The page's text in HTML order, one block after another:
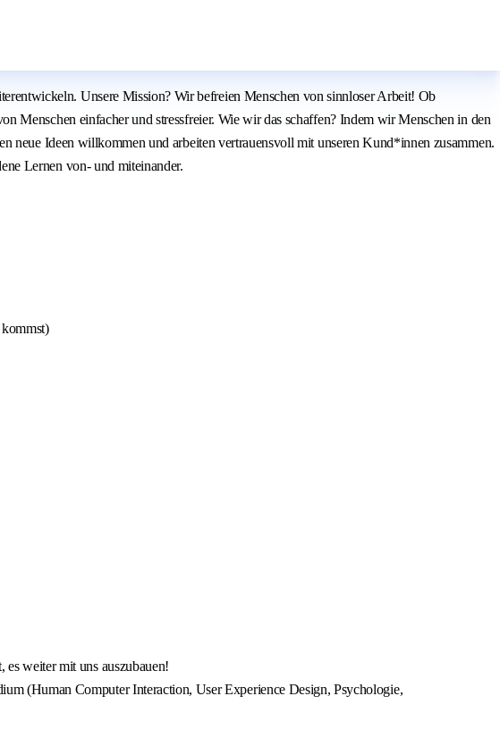
Unsere Mission? Wir befreien Menschen von sinnloser Arbeit! Ob
einfacher und stressfreier. Wie wir das schaffen? Indem wir Menschen in den
neue Ideen willkommen und arbeiten vertrauensvoll mit unseren Kund*innen zusammen.
Lernen von- und miteinander.
weiter mit uns auszubauen!
(Human Computer Interaction, User Experience Design, Psychologie,